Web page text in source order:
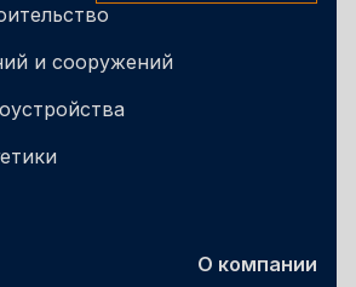
и сооружений
О компании